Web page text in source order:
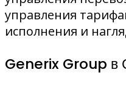
управления
исполнения и
Generix Group в